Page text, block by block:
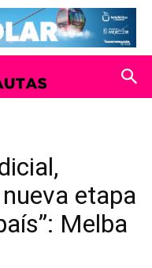
etapa
Melba